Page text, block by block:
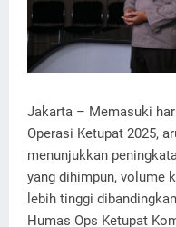
Jakarta – Memasuki
Operasi Ketupat 2025,
menunjukkan
yang dihimpun, volume
lebih tinggi
Humas Ops Ketupat